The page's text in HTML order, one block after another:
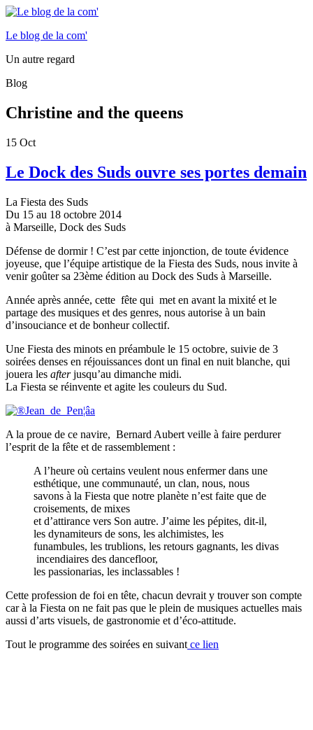
Le blog de la com'
Un autre regard
Blog
Christine and the queens
15 Oct
Le Dock des Suds ouvre ses portes demain
La Fiesta des Suds
Du 15 au 18 octobre 2014
à Marseille, Dock des Suds
Défense de dormir ! C’est par cette injonction, de toute évidence
joyeuse, que l’équipe artistique de la Fiesta des Suds, nous invite à
venir goûter sa 23ème édition au Dock des Suds à Marseille.
Année après année, cette fête qui met en avant la mixité et le
partage des musiques et des genres, nous autorise à un bain
d’insouciance et de bonheur collectif.
Une Fiesta des minots en préambule le 15 octobre, suivie de 3
soirées denses en réjouissances dont un final en nuit blanche, qui
jouera les afterjusqu’au dimanche midi.
La Fiesta se réinvente et agite les couleurs du Sud.
A la proue de ce navire, Bernard Aubert veille à faire perdurer
l’esprit de la fête et de rassemblement :
A l’heure où certains veulent nous enfermer dans une
esthétique, une communauté, un clan, nous, nous
savons à la Fiesta que notre planète n’est faite que de
croisements, de mixes
et d’attirance vers Son autre. J’aime les pépites, dit-il,
les dynamiteurs de sons, les alchimistes, les
funambules, les trublions, les retours gagnants, les divas
incendiaires des dancefloor,
les passionarias, les inclassables !
Cette profession de foi en tête, chacun devrait y trouver son compte
car à la Fiesta on ne fait pas que le plein de musiques actuelles mais
aussi d’arts visuels, de gastronomie et d’éco-attitude.
Tout le programme des soirées en suivant ce lien